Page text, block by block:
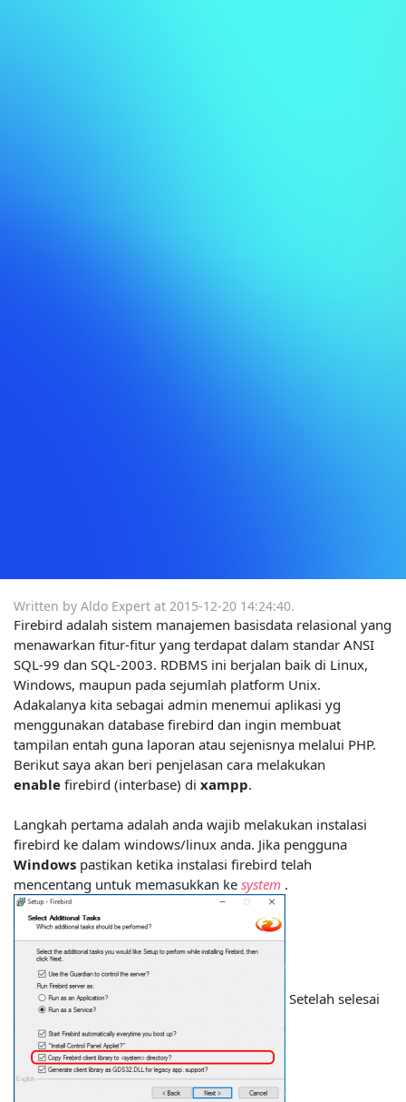
Written by Aldo Expert at 2015-12-20 14:24:40.
Firebird adalah sistem manajemen basisdata relasional yang
menawarkan fitur-fitur yang terdapat dalam standar ANSI
SQL-99 dan SQL-2003. RDBMS ini berjalan baik di Linux,
Windows, maupun pada sejumlah platform Unix.
Adakalanya kita sebagai admin menemui aplikasi yg
menggunakan database firebird dan ingin membuat
tampilan entah guna laporan atau sejenisnya melalui PHP.
Berikut saya akan beri penjelasan cara melakukan
enable firebird (interbase) di xampp.
Langkah pertama adalah anda wajib melakukan instalasi
firebird ke dalam windows/linux anda. Jika pengguna
Windows pastikan ketika instalasi firebird telah
mencentang untuk memasukkan ke system .
Setelah selesai